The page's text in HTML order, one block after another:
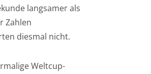
langsamer als
Zahlen
diesmal nicht.
Weltcup-